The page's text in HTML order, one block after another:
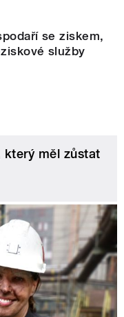
se ziskem,
služby
který měl zůstat